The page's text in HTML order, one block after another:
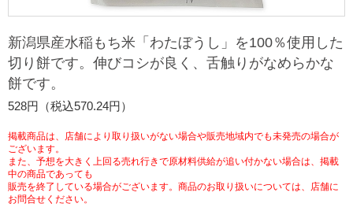
ギフト
プリペイドカード・金券
ニンテンドー・ダウンロードカード
コピー
プリント
スキャン
ファクス
宅配便
切手・はがき・印紙
セブン銀行ATM
ご利用可能なお支払い方法
チケットサービス
セブンチケット
イープラス
セブン‐イレブンでお受取り
セブンネットショッピング
企業理念
会社概要
貸借対照表・損益計算書
沿革
セブン＆アイ・ホールディングスの重点課題
サステナビリティ活動基本方針
サステナビリティ推進体制
GREEN CHALLENGE 2050
加盟店オーナー募集 物件募集・購入
アルバイト情報
店舗検索
お問い合わせ
Language
新潟県産水稲もち米「わたぼうし」を100％使用した
切り餅です。伸びコシが良く、舌触りがなめらかな
餅です。
528円（税込570.24円）
掲載商品は、店舗により取り扱いがない場合や販売地域内でも未発売の場合が
ございます。
また、予想を大きく上回る売れ行きで原材料供給が追い付かない場合は、掲載
中の商品であっても
販売を終了している場合がございます。商品のお取り扱いについては、店舗に
お問合せください。